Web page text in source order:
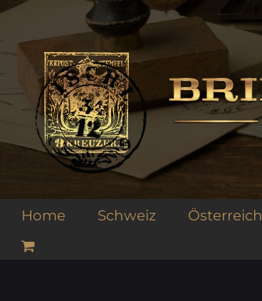
Zum
springen
Home Schweiz Österreich